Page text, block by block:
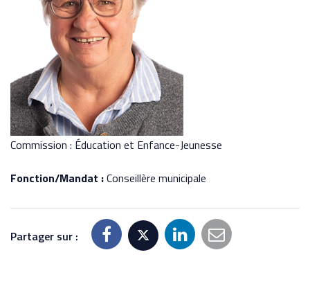
Commission : Éducation et Enfance-Jeunesse
Fonction/Mandat :Conseillère municipale
Partager sur :